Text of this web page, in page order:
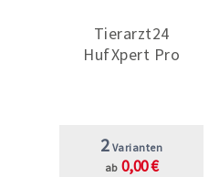
Tierarzt24
HufXpert Pro
2 Varianten
ab 0,00 €